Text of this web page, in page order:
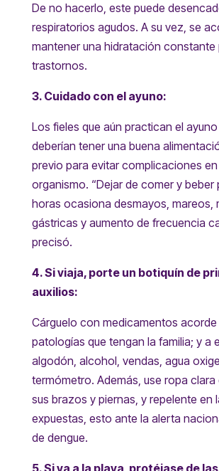
De no hacerlo, este puede
respiratorios agudos. A su vez, se
mantener una hidratación constante
trastornos.
3. Cuidado con el ayuno:
Los fieles que aún practican el
deberían tener una buena
previo para evitar complicaciones en
organismo. “Dejar de comer y beber
horas ocasiona desmayos, mareos,
gástricas y aumento de frecuencia
precisó.
4. Si viaja, porte un botiquín de
auxilios:
Cárguelo con medicamentos acorde
patologías que tengan la familia; y a
algodón, alcohol, vendas, agua
termómetro. Además, use ropa clara
sus brazos y piernas, y repelente en
expuestas, esto ante la alerta
de dengue.